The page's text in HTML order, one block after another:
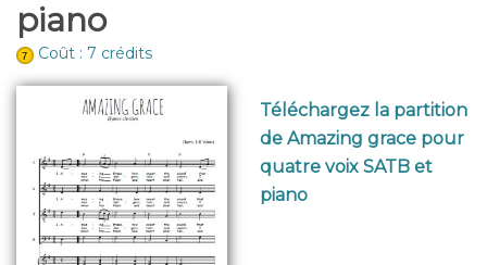
piano
Coût : 7 crédits
Téléchargez la partition
de Amazing grace pour
quatre voix SATB et
piano